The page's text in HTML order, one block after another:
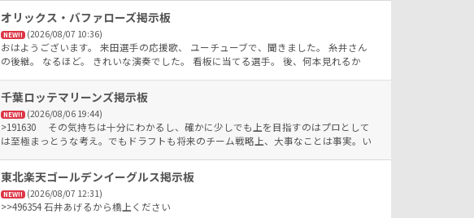
オリックス・バファローズ掲示板
NEW!! (2026/08/07 10:36)
おはようございます。 来田選手の応援歌、 ユーチューブで、聞きました。 糸井さん
の後継。 なるほど。 きれいな演奏でした。 看板に当てる選手。 後、何本見れるか
千葉ロッテマリーンズ掲示板
NEW!! (2026/08/06 19:44)
>191630 その気持ちは十分にわかるし、確かに少しでも上を目指すのはプロとして
は至極まっとうな考え。でもドラフトも将来のチーム戦略上、大事なことは事実。い
だったかなんて大して気にならなくなるでしょう。 逆に去年、最下位になったおか
げで毛利を獲れたのも事実。５位だったらたぶん獲れなかった。もっとも西武の代わ
りに岩城を獲れていたかもしれないけど。 結論として、チームは勝利を最優先にす
べきだけど、後半になってCS出場も無理になったら、順位にこだわらず翌年以降のた
東北楽天ゴールデンイーグルス掲示板
NEW!! (2026/08/07 12:31)
>>496354 石井あげるから橋上ください